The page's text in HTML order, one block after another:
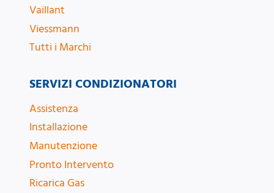
Vaillant
Viessmann
Tutti i Marchi
SERVIZI CONDIZIONATORI
Assistenza
Installazione
Manutenzione
Pronto Intervento
Ricarica Gas